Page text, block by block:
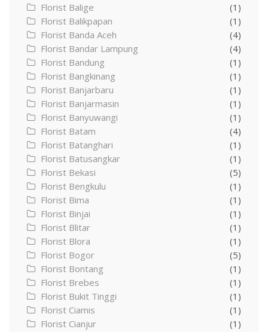
Florist Balige
(1)
Florist Balikpapan
(1)
Florist Banda Aceh
(4)
Florist Bandar Lampung
(4)
Florist Bandung
(1)
Florist Bangkinang
(1)
Florist Banjarbaru
(1)
Florist Banjarmasin
(1)
Florist Banyuwangi
(1)
Florist Batam
(4)
Florist Batanghari
(1)
Florist Batusangkar
(1)
Florist Bekasi
(5)
Florist Bengkulu
(1)
Florist Bima
(1)
Florist Binjai
(1)
Florist Blitar
(1)
Florist Blora
(1)
Florist Bogor
(5)
Florist Bontang
(1)
Florist Brebes
(1)
Florist Bukit Tinggi
(1)
Florist Ciamis
(1)
Florist Cianjur
(1)